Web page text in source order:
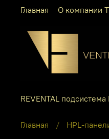
Главная О компании
REVENTAL
Главная HPL-